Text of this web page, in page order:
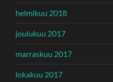
helmikuu 2018
joulukuu 2017
marraskuu 2017
lokakuu 2017